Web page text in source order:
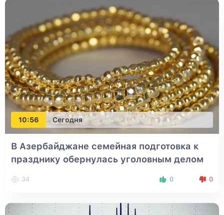
10:56 Сегодня
В Азербайджане семейная подготовка к
празднику обернулась уголовным делом
34 0 0